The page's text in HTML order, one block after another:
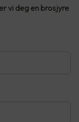
vi deg en brosjyre